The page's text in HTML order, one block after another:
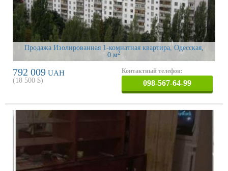
Продажа Изолированная 1-комнатная квартира, Одесская,
0 м2
792 009 UAH
(18 500 $)
Контактный телефон:
098-567-64-99